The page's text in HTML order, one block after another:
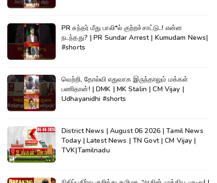
PR சுந்தர் மீது பாலி*ல் குற்றச்சாட்டு..! என்ன
நடந்தது? | PR Sundar Arrest | Kumudam News|
#shorts
வெற்றி, தோல்வி எதுவாக இருந்தாலும் மக்கள்
பணிதான்! | DMK | MK Stalin | CM Vijay |
Udhayanidhi #shorts
District News | August 06 2026 | Tamil News
Today | Latest News | TN Govt | CM Vijay |
TVK|Tamilnadu